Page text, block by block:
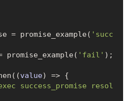
= promise_example( 'succ
'fail' );
(value) => {
success_promise resol